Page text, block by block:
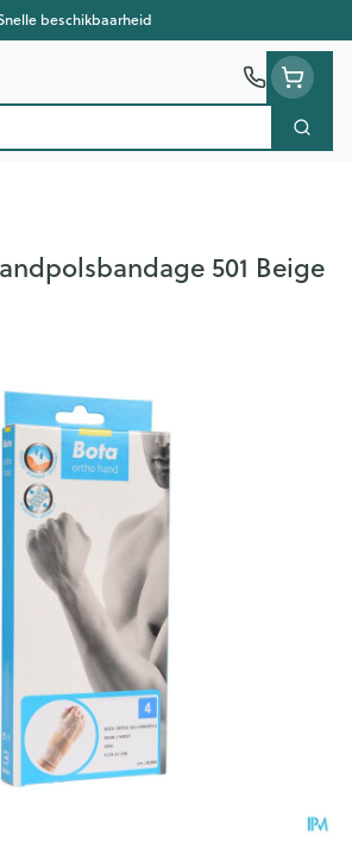
beschikbaarheid
Zoek
501 Beige